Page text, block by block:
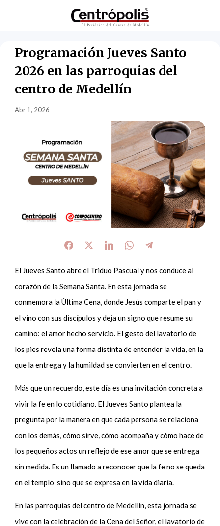
Programación Jueves Santo
2026 en las parroquias del
centro de Medellín
Abr 1, 2026
El Jueves Santo abre el Triduo Pascual y nos conduce al
corazón de la Semana Santa. En esta jornada se
conmemora la Última Cena, donde Jesús comparte el pan y
el vino con sus discípulos y deja un signo que resume su
camino: el amor hecho servicio. El gesto del lavatorio de
los pies revela una forma distinta de entender la vida, en la
que la entrega y la humildad se convierten en el centro.
Más que un recuerdo, este día es una invitación concreta a
vivir la fe en lo cotidiano. El Jueves Santo plantea la
pregunta por la manera en que cada persona se relaciona
con los demás, cómo sirve, cómo acompaña y cómo hace de
los pequeños actos un reflejo de ese amor que se entrega
sin medida. Es un llamado a reconocer que la fe no se queda
en el templo, sino que se expresa en la vida diaria.
En las parroquias del centro de Medellín, esta jornada se
vive con la celebración de la Cena del Señor, el lavatorio de